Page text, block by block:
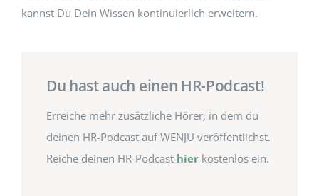
kannst Du Dein Wissen kontinuierlich erweitern.
Du hast auch einen HR-Podcast!
Erreiche mehr zusätzliche Hörer, in dem du
deinen HR-Podcast auf WENJU veröffentlichst.
Reiche deinen HR-Podcast hierkostenlos ein.